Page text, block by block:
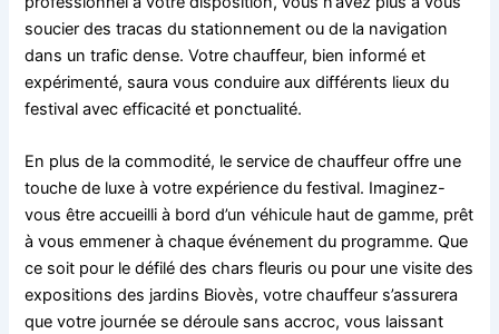
soucier des tracas du stationnement ou de la navigation
dans un trafic dense. Votre chauffeur, bien informé et
expérimenté, saura vous conduire aux différents lieux du
festival avec efficacité et ponctualité.
En plus de la commodité, le service de chauffeur offre une
touche de luxe à votre expérience du festival. Imaginez-
vous être accueilli à bord d’un véhicule haut de gamme, prêt
à vous emmener à chaque événement du programme. Que
ce soit pour le défilé des chars fleuris ou pour une visite des
expositions des jardins Biovès, votre chauffeur s’assurera
que votre journée se déroule sans accroc, vous laissant